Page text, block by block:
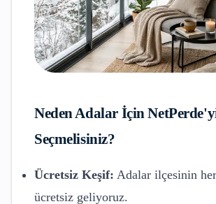
NedenAdalarİçin
Seçmelisiniz?
Ücretsiz Keşif: Adalar ilçesinin
ücretsiz geliyoruz.